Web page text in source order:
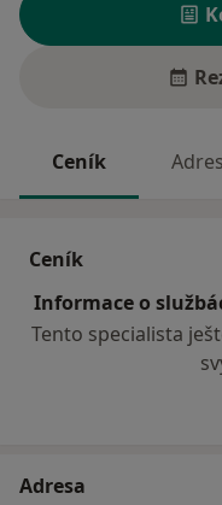
Ceník
Ceník
Informace o
Tento specialista
Adresa